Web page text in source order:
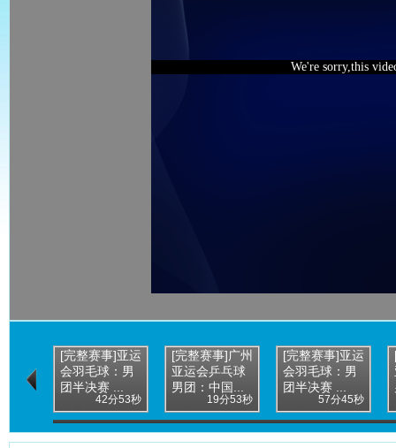
We're sorry,this
[完整赛事]亚运
会羽毛球：男
团半决赛 ...
42分53秒
[完整赛事]广州
亚运会乒乓球
男团：中国...
19分53秒
[完整赛事]亚运
会羽毛球：男
团半决赛 ...
57分45秒